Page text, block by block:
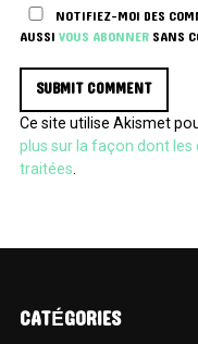
NOTIFIEZ-MOI DES
AUSSIVOUS ABONNERSANS
Ce site utilise Akismet
plus sur la façon dont
traitées
CATÉGORIES